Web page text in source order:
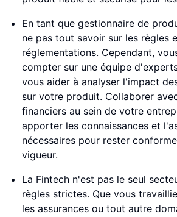
En tant que gestionnaire de
ne pas tout savoir sur les règles
réglementations. Cependant,
compter sur une équipe
vous aider à analyser l'impact
sur votre produit. Collaborer
financiers au sein de votre
apporter les connaissances et
nécessaires pour rester
vigueur.
La Fintech n'est pas le seul
règles strictes. Que vous
les assurances ou tout autre